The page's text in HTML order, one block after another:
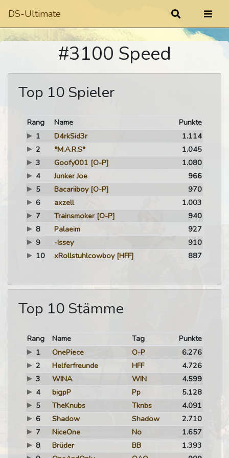
DS-Ultimate
#3100 Speed
Top 10 Spieler
Rang Name
Punkte
1
D4rkSid3r
1.114
2
*M.A.R.S*
1.045
3
Goofy001 [O-P]
1.080
4
Junker Joe
966
5
Bacariiboy [O-P]
970
6
axzell
1.003
7
Trainsmoker [O-P]
940
8
Palaeim
927
9
-Issey
910
10
xRollstuhlcowboy [HFF] 887
Top 10 Stämme
Rang Name Tag
Punkte
1
OnePiece O-P
6.276
2
Helferfreunde HFF
4.726
3
WINA WIN
4.599
4
bigpP Pp
5.128
5
TheKnubs Tknbs
4.091
6
Shadow Shadow
2.710
7
NiceOne No
1.657
8
Brüder BB
1.393